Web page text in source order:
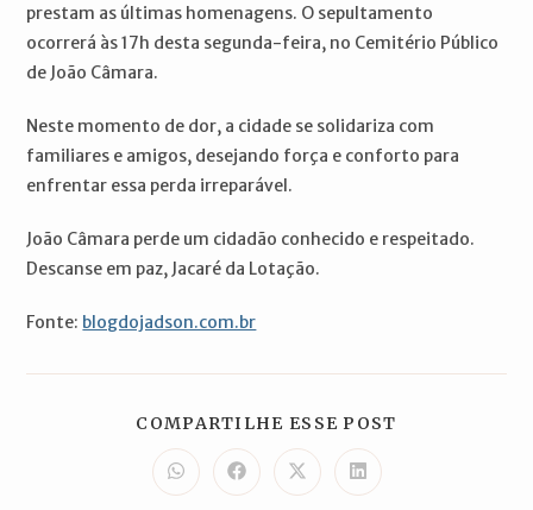
prestam as últimas homenagens. O sepultamento
ocorrerá às 17h desta segunda-feira, no Cemitério Público
de João Câmara.
Neste momento de dor, a cidade se solidariza com
familiares e amigos, desejando força e conforto para
enfrentar essa perda irreparável.
João Câmara perde um cidadão conhecido e respeitado.
Descanse em paz, Jacaré da Lotação.
Fonte: blogdojadson.com.br
COMPARTILHE ESSE POST
Abre
em
Abre
em
Abre
em
Abre
em